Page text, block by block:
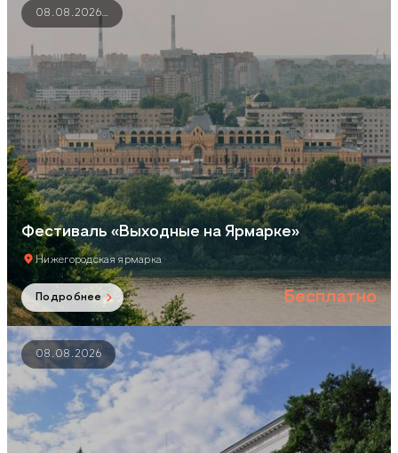
08.08.2026…
Фестиваль «Выходные на Ярмарке»
Нижегородская ярмарка
Подробнее Бесплатно
08.08.2026